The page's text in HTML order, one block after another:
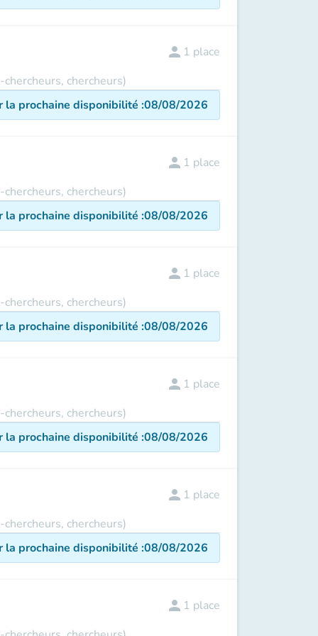
chercheurs)
person 1 place
la prochaine disponibilité :08/08/2026
chercheurs)
person 1 place
la prochaine disponibilité :08/08/2026
chercheurs)
person 1 place
la prochaine disponibilité :08/08/2026
chercheurs)
person 1 place
la prochaine disponibilité :08/08/2026
chercheurs)
person 1 place
la prochaine disponibilité :08/08/2026
person 1 place